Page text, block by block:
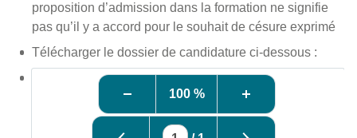
proposition d’admission dans la formation ne signifie
pas qu’il y a accord pour le souhait de césure exprimé
Télécharger le dossier de candidature ci-dessous :
100 %